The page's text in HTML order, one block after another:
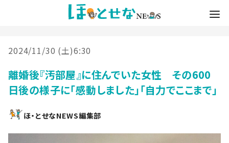
2024/11/30 (土)6:30
離婚後『汚部屋』に住んでいた女性 その600
日後の様子に「感動しました」「自力でここまで」
ほ・とせなNEWS編集部